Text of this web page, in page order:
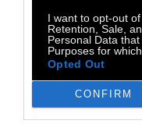
I want to opt-out
Retention, Sale,
Personal Data
Purposes for
Opted Out
CONFIRM
ΣΤΟ ΤΑΓΜΑ
ΒΓΕΙ ΑΠΟ ΤΙΣ
είχε γίνει
θυμάμαι με